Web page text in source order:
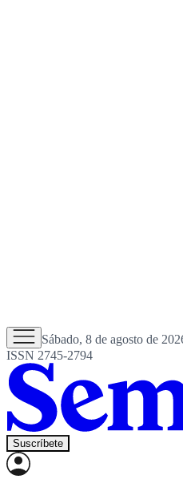
Sábado, 8 de agosto de
ISSN 2745-2794
Suscríbete